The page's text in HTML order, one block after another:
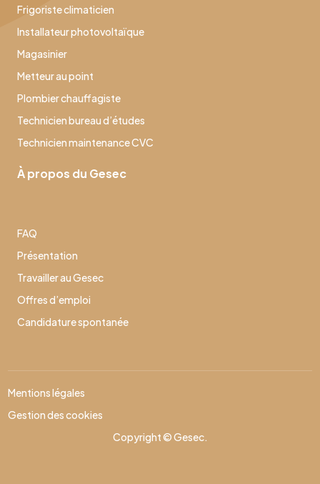
Frigoriste climaticien
Installateur photovoltaïque
Magasinier
Metteur au point
Plombier chauffagiste
Technicien bureau d’études
Technicien maintenance CVC
À propos du Gesec
FAQ
Présentation
Travailler au Gesec
Offres d’emploi
Candidature spontanée
Copyright © Gesec.
Mentions légales
Gestion des cookies